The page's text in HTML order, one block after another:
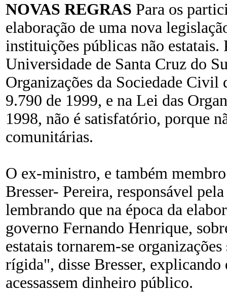
NOVAS REGRAS Para os
elaboração de uma nova
instituições públicas não
Universidade de Santa Cruz do
Organizações da Sociedade
9.790 de 1999, e na Lei das
1998, não é satisfatório, porque
comunitárias.
O ex-ministro, e também
Bresser- Pereira, responsável
lembrando que na época da
governo Fernando Henrique,
estatais tornarem-se
rígida", disse Bresser,
acessassem dinheiro público.